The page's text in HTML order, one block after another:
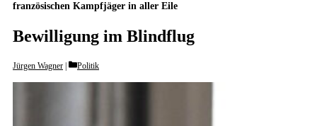
französischen Kampfjäger in aller Eile
Bewilligung im Blindflug
Jürgen Wagner Categories
Politik